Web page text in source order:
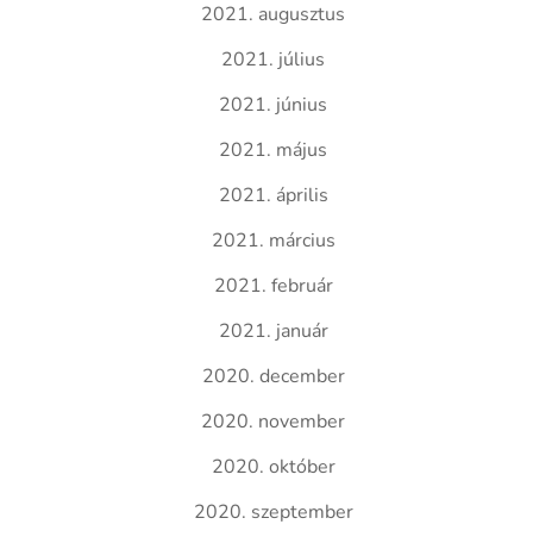
2021. augusztus
2021. július
2021. június
2021. május
2021. április
2021. március
2021. február
2021. január
2020. december
2020. november
2020. október
2020. szeptember